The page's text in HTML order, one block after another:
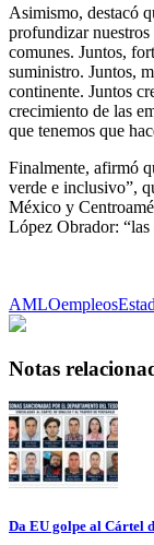
Asimismo, destacó
profundizar
comunes. Juntos,
suministro. Juntos,
continente. Juntos
crecimiento de las
que tenemos que
Finalmente, afirmó
verde e inclusivo”,
México y
López Obrador: “las
AMLOempleos
Notas
Da EU golpe al Cártel